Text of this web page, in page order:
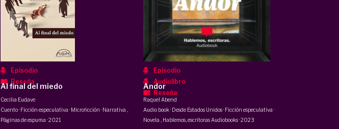
Episodio
Reseña
Al final del miedo
Cecilia Eudave
Cuento · Ficción especulativa · Microficción · Narrativa
Páginas de espuma ·2021
Episodio
Audiolibro
Reseña
Andor
Raquel Abend
Audio book · Desde Estados Unidos · Ficción especulativa ·
Novela
Hablemos, escritoras Audiobooks·2023